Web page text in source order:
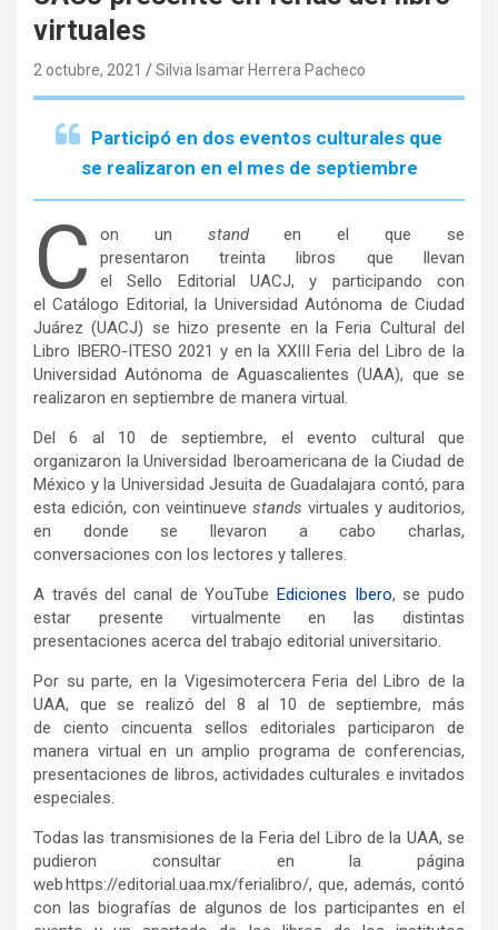
virtuales
2 octubre, 2021 Silvia Isamar Herrera Pacheco
Participó en dos eventos culturales que
se realizaron en el mes de septiembre
C on un standen el que se
presentaron treinta libros que llevan
el Sello Editorial UACJ, y participando con
el Catálogo Editorial, la Universidad Autónoma de Ciudad
Juárez (UACJ) se hizo presente en la Feria Cultural del
Libro IBERO-ITESO 2021 y en la XXIII Feria del Libro de la
Universidad Autónoma de Aguascalientes (UAA), que se
realizaron en septiembre de manera virtual.
Del 6 al 10 de septiembre, el evento cultural que
organizaron la Universidad Iberoamericana de la Ciudad de
México y la Universidad Jesuita de Guadalajara contó, para
esta edición, con veintinueve stands virtuales y auditorios,
en donde se llevaron a cabo charlas,
conversaciones con los lectores y talleres.
A través del canal de YouTube Ediciones Ibero, se pudo
estar presente virtualmente en las distintas
presentaciones acerca del trabajo editorial universitario.
Por su parte, en la Vigesimotercera Feria del Libro de la
UAA, que se realizó del 8 al 10 de septiembre, más
de ciento cincuenta sellos editoriales participaron de
manera virtual en un amplio programa de conferencias,
presentaciones de libros, actividades culturales e invitados
especiales.
Todas las transmisiones de la Feria del Libro de la UAA, se
pudieron consultar en la página
web https://editorial.uaa.mx/ferialibro/, que, además, contó
con las biografías de algunos de los participantes en el